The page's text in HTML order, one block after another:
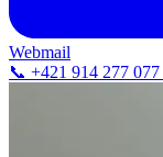
Webmail
📞 +421 914 277 077